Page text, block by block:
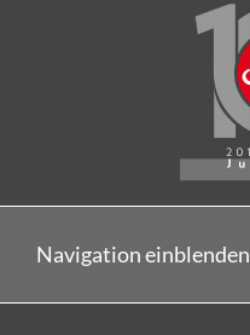
Navigation einblenden